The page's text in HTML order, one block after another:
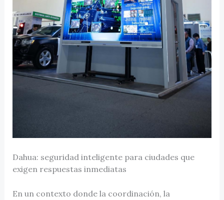
Dahua: seguridad inteligente para ciudades que
exigen respuestas inmediatas
En un contexto donde la coordinación, la